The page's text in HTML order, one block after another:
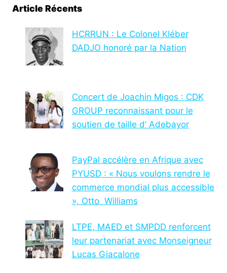
Article Récents
HCRRUN : Le Colonel Kléber
DADJO honoré par la Nation
Concert de Joachin Migos : CDK
GROUP reconnaissant pour le
soutien de taille d’ Adebayor
PayPal accélère en Afrique avec
PYUSD : « Nous voulons rendre le
commerce mondial plus accessible
», Otto Williams
LTPE, MAED et SMPDD renforcent
leur partenariat avec Monseigneur
Lucas Giacalone